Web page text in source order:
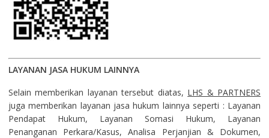
LAYANAN JASA HUKUM LAINNYA
Selain memberikan layanan tersebut diatas, LHS & PARTNERS
juga memberikan layanan jasa hukum lainnya seperti : Layanan
Pendapat Hukum, Layanan Somasi Hukum, Layanan
Penanganan Perkara/Kasus, Analisa Perjanjian & Dokumen,